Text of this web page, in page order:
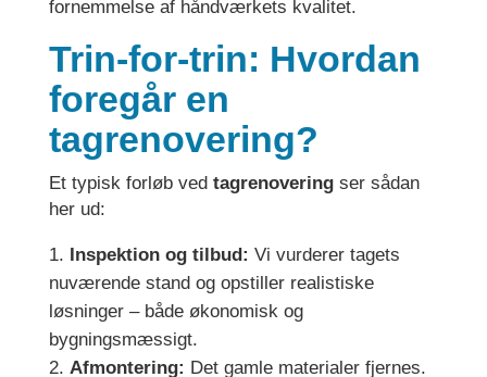
fornemmelse af håndværkets kvalitet.
Trin-for-trin: Hvordan
foregår en
tagrenovering?
Et typisk forløb ved tagrenoveringser sådan
her ud:
Inspektion og tilbud: Vi vurderer tagets
nuværende stand og opstiller realistiske
løsninger – både økonomisk og
bygningsmæssigt.
Afmontering: Det gamle materialer fjernes.